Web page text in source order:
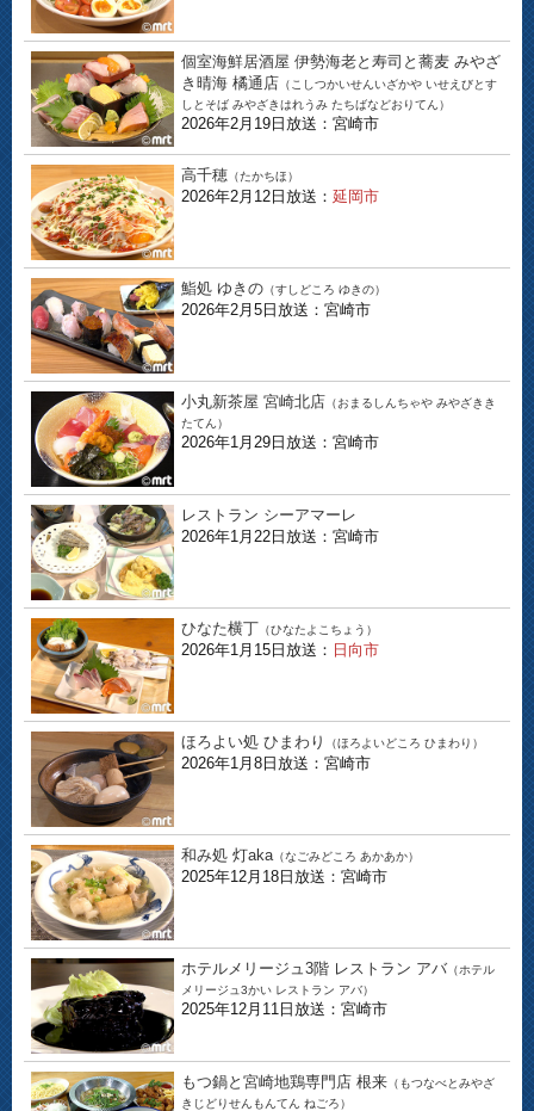
個室海鮮居酒屋 伊勢海老と寿司と蕎麦 みやざ
き晴海 橘通店 （こしつかいせんいざかや いせえびとす
しとそば みやざきはれうみ たちばなどおりてん）
2026年2月19日放送：宮崎市
高千穂 （たかちほ）
2026年2月12日放送： 延岡市
鮨処 ゆきの （すしどころ ゆきの）
2026年2月5日放送：宮崎市
小丸新茶屋 宮崎北店 （おまるしんちゃや みやざきき
たてん）
2026年1月29日放送：宮崎市
レストラン シーアマーレ
2026年1月22日放送：宮崎市
ひなた横丁 （ひなたよこちょう）
2026年1月15日放送： 日向市
ほろよい処 ひまわり （ほろよいどころ ひまわり）
2026年1月8日放送：宮崎市
和み処 灯aka （なごみどころ あかあか）
2025年12月18日放送：宮崎市
ホテルメリージュ3階 レストラン アバ （ホテル
メリージュ3かい レストラン アバ）
2025年12月11日放送：宮崎市
もつ鍋と宮崎地鶏専門店 根来 （もつなべとみやざ
きじどりせんもんてん ねごろ）